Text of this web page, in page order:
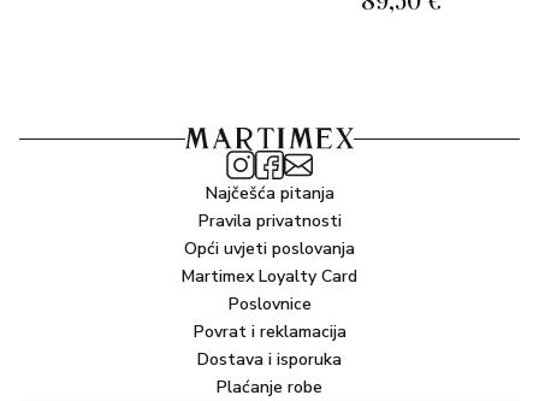
Najčešća pitanja
Pravila privatnosti
Opći uvjeti poslovanja
Martimex Loyalty Card
Poslovnice
Povrat i reklamacija
Dostava i isporuka
Plaćanje robe